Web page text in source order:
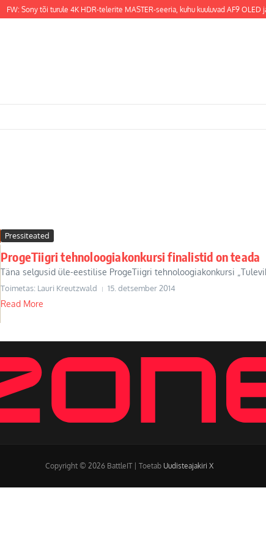
FW: Sony tõi turule 4K HDR-telerite MASTER-seeria, kuhu kuuluvad AF9 OLED
Pressiteated
ProgeTiigri tehnoloogiakonkursi finalistid on teada
Täna selgusid üle-eestilise ProgeTiigri tehnoloogiakonkursi
Toimetas: Lauri Kreutzwald 15. detsember 2014
Read More
Copyright © 2026 BattleIT | Toetab Uudisteajakiri X